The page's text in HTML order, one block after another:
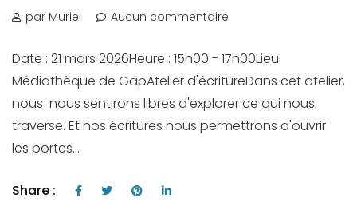
par Muriel Aucun commentaire
Date : 21 mars 2026Heure : 15h00 - 17h00Lieu:
Médiathèque de GapAtelier d'écritureDans cet atelier,
nous nous sentirons libres d'explorer ce qui nous
traverse. Et nos écritures nous permettrons d'ouvrir
les portes...
Share :